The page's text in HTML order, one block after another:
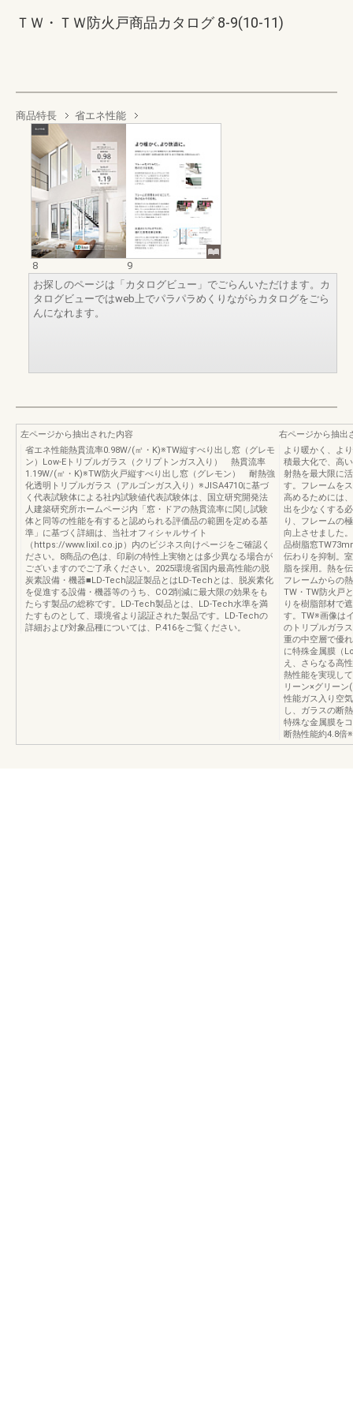
ＴＷ・ＴＷ防火戸商品カタログ 8-9(10-11)
商品特長 省エネ性能
8
9
お探しのページは「カタログビュー」でごらんいただけます。カ
タログビューではweb上でパラパラめくりながらカタログをごら
んになれます。
左ページから抽出された内容
省エネ性能熱貫流率0.98W/(㎡・K)※TW縦すべり出し窓（グレモ
ン）Low-Eトリプルガラス（クリプトンガス入り） 熱貫流率
1.19W/(㎡・K)※TW防火戸縦すべり出し窓（グレモン） 耐熱強
化透明トリプルガラス（アルゴンガス入り）※JISA4710に基づ
く代表試験体による社内試験値代表試験体は、国立研究開発法
人建築研究所ホームページ内「窓・ドアの熱貫流率に関し試験
体と同等の性能を有すると認められる評価品の範囲を定める基
準」に基づく詳細は、当社オフィシャルサイト
（https://www.lixil.co.jp）内のビジネス向けページをご確認く
ださい。8商品の色は、印刷の特性上実物とは多少異なる場合が
ございますのでご了承ください。2025環境省国内最高性能の脱
炭素設備・機器■LD-Tech認証製品とはLD-Techとは、脱炭素化
を促進する設備・機器等のうち、CO2削減に最大限の効果をも
たらす製品の総称です。LD-Tech製品とは、LD-Tech水準を満
たすものとして、環境省より認証された製品です。LD-Techの
詳細および対象品種については、P.416をご覧ください。
右ページから抽出
より暖かく、よ
積最大化で、高
射熱を最大限に
す。フレームを
高めるためには
出を少なくする
り、フレームの
向上させました
品樹脂窓
伝わりを抑制。
脂を採用。熱を
フレームからの
TW・TW防火戸
りを樹脂部材で
す。TW※画像は
のトリプルガラ
重の中空層で優
に特殊金属膜（
え、さらなる高
熱性能を実現し
リーン×グリー
性能ガス入り空
し、ガラスの断
特殊な金属膜を
断熱性能約4.8倍